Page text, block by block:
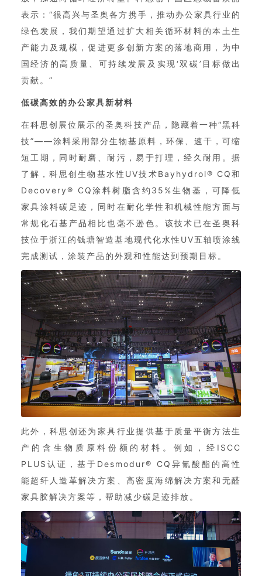
表示：“很高兴与圣奥各方携手，推动办公家具行业的
绿色发展，我们期望通过扩大相关循环材料的本土生
产能力及规模，促进更多创新方案的落地商用，为中
国经济的高质量、可持续发展及实现‘双碳’目标做出
贡献。”
低碳高效的办公家具新材料
在科思创展位展示的圣奥科技产品，隐藏着一种“黑科
技”——涂料采用部分生物基原料，环保、速干，可缩
短工期，同时耐磨、耐污，易于打理，经久耐用。据
了解，科思创生物基水性UV技术Bayhydrol® CQ和
Decovery® CQ涂料树脂含约35%生物基，可降低
家具涂料碳足迹，同时在耐化学性和机械性能方面与
常规化石基产品相比也毫不逊色。该技术已在圣奥科
技位于浙江的钱塘智造基地现代化水性UV五轴喷涂线
完成测试，涂装产品的外观和性能达到预期目标。
此外，科思创还为家具行业提供基于质量平衡方法生
产的含生物质原料份额的材料。例如，经ISCC
PLUS认证，基于Desmodur® CQ异氰酸酯的高性
能超纤人造革解决方案、高密度海绵解决方案和无醛
家具胶解决方案等，帮助减少碳足迹排放。